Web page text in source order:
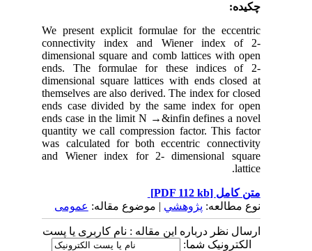
چکیده:
We present explicit formulae for the eccentric
connectivity index and Wiener index of 2-
dimensional square and comb lattices with open
ends. The formulae for these indices of 2-
dimensional square lattices with ends closed at
themselves are also derived. The index for closed
ends case divided by the same index for open
ends case in the limit N →&infin defines a novel
quantity we call compression factor. This factor
was calculated for both eccentric connectivity
and Wiener index for 2- dimensional square
lattice.
متن کامل[PDF 112 kb]
نوع مطالعه:پژوهشي| موضوع مقاله:عمومى
ارسال نظر درباره این مقاله : نام کاربری یا پست
الکترونیک شما: